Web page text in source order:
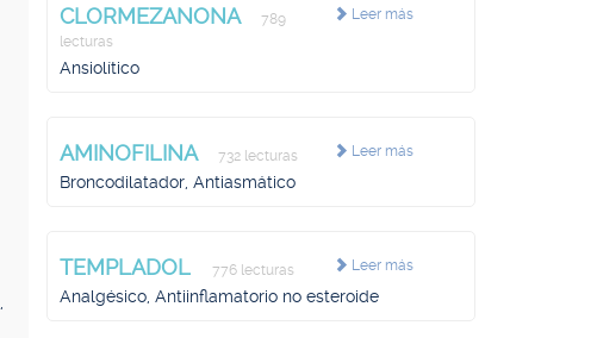
Leer más
CLORMEZANONA
789
lecturas
Ansiolítico
Leer más
AMINOFILINA 732 lecturas
Broncodilatador, Antiasmático
Leer más
TEMPLADOL 776 lecturas
Analgésico, Antiinflamatorio no esteroide